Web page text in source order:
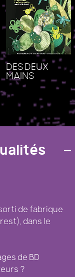
DES DEUX
MAINS
de fabrique
dans le
de BD
?